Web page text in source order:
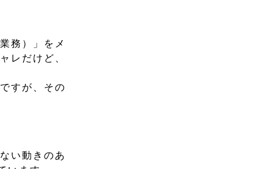
務）」をメ
レだけど、
すが、その
い動きのあ